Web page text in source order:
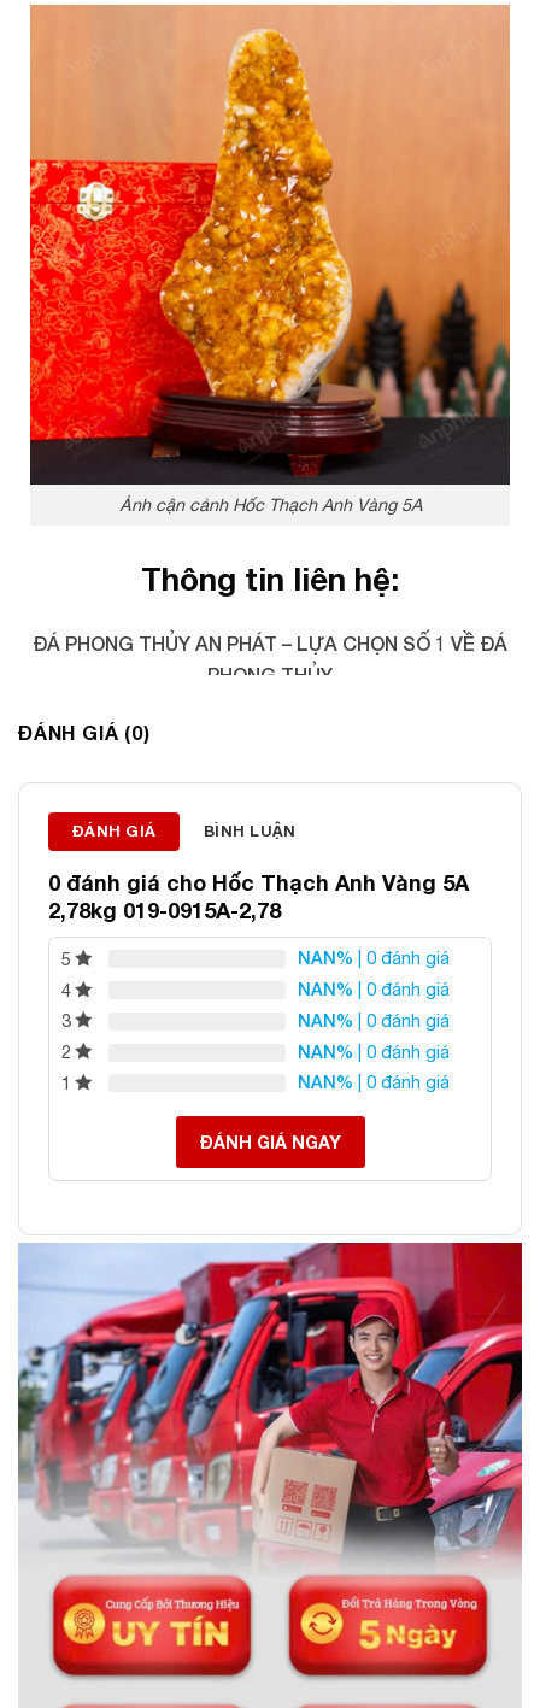
Ảnh cận cảnh Hốc Thạch Anh Vàng 5A
Thông tin liên hệ:
ĐÁ PHONG THỦY AN PHÁT – LỰA CHỌN SỐ 1 VỀ ĐÁ
PHONG THỦY
ĐÁNH GIÁ (0)
ĐÁNH GIÁ BÌNH LUẬN
0 đánh giá cho Hốc Thạch Anh Vàng 5A
2,78kg 019-0915A-2,78
5 NAN% | 0 đánh giá
4
NAN% | 0 đánh giá
3
NAN% | 0 đánh giá
2
NAN% | 0 đánh giá
1
NAN% | 0 đánh giá
ĐÁNH GIÁ NGAY